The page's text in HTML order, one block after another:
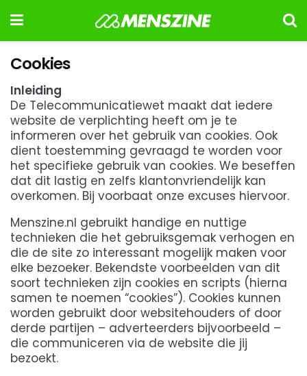
Cookies
Inleiding
De Telecommunicatiewet maakt dat iedere
website de verplichting heeft om je te
informeren over het gebruik van cookies. Ook
dient toestemming gevraagd te worden voor
het specifieke gebruik van cookies. We beseffen
dat dit lastig en zelfs klantonvriendelijk kan
overkomen. Bij voorbaat onze excuses hiervoor.
Menszine.nl gebruikt handige en nuttige
technieken die het gebruiksgemak verhogen en
die de site zo interessant mogelijk maken voor
elke bezoeker. Bekendste voorbeelden van dit
soort technieken zijn cookies en scripts (hierna
samen te noemen “cookies”). Cookies kunnen
worden gebruikt door websitehouders of door
derde partijen – adverteerders bijvoorbeeld –
die communiceren via de website die jij
bezoekt.